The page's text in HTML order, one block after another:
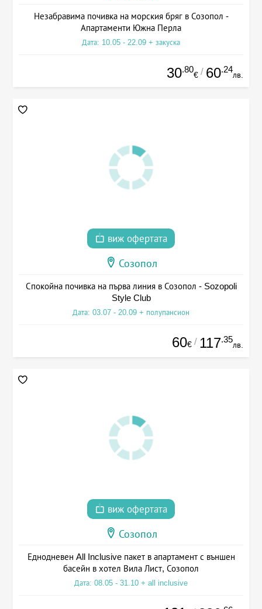
Незабравима почивка на морския бряг в Созопол -
Апартаменти Южна Перла
Дата: 10.05 - 22.09 + закуска
30.80
€ / 60.24
лв.
виж офертата
Созопол
Спокойна почивка на първа линия в Созопол - Sozopoli
Style Club
Дата: 03.07 - 20.09 + полупансион
60€ / 117.35
лв.
виж офертата
Созопол
Еднодневен All Inclusive пакет в апартамент с външен
басейн в хотел Вила Лист, Созопол
Дата: 08.05 - 31.10 + all inclusive